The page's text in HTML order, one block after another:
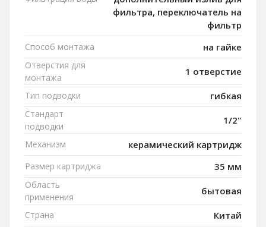
фильтра, переключатель на
фильтр
Способ монтажа на гайке
Отверстия для
монтажа
1 отверстие
Тип подводки гибкая
Стандарт
подводки
1/2"
Механизм керамический картридж
Размер картриджа 35 мм
Область
применения
бытовая
Страна Китай